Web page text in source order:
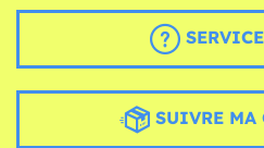
SUIVRE MA